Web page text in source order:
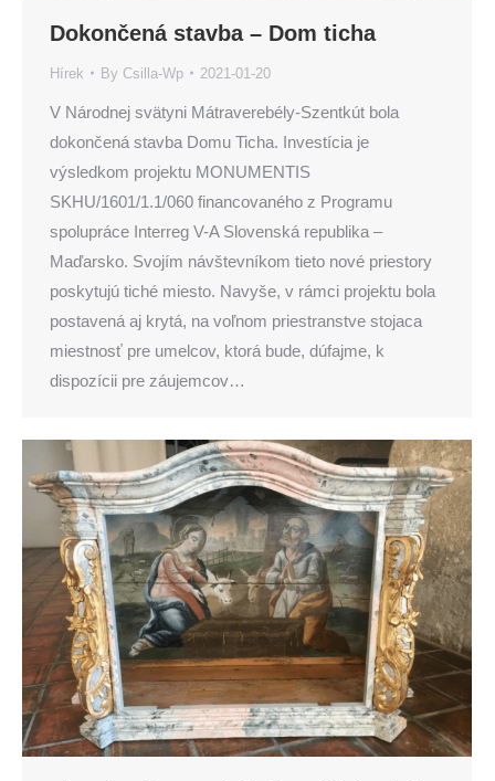
Dokončená stavba – Dom ticha
Hírek By Csilla-Wp 2021-01-20
V Národnej svätyni Mátraverebély-Szentkút bola
dokončená stavba Domu Ticha. Investícia je
výsledkom projektu MONUMENTIS
SKHU/1601/1.1/060 financovaného z Programu
spolupráce Interreg V-A Slovenská republika –
Maďarsko. Svojím návštevníkom tieto nové priestory
poskytujú tiché miesto. Navyše, v rámci projektu bola
postavená aj krytá, na voľnom priestranstve stojaca
miestnosť pre umelcov, ktorá bude, dúfajme, k
dispozícii pre záujemcov…